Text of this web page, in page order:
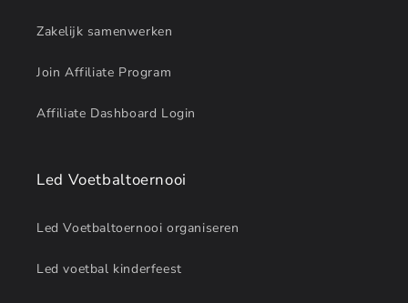
Zakelijk samenwerken
Join Affiliate Program
Affiliate Dashboard Login
Led Voetbaltoernooi
Led Voetbaltoernooi organiseren
Led voetbal kinderfeest